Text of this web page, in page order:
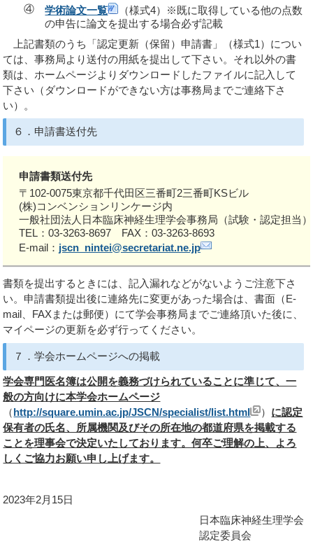
④
学術論文一覧
（様式4）※既に取得している他の点数
の申告に論文を提出する場合必ず記載
上記書類のうち「認定更新（保留）申請書」（様式1）につい
ては、事務局より送付の用紙を提出して下さい。それ以外の書
類は、ホームページよりダウンロードしたファイルに記入して
下さい（ダウンロードができない方は事務局までご連絡下さ
い）。
６．申請書送付先
申請書類送付先
〒102-0075東京都千代田区三番町2三番町KSビル
(株)コンベンションリンケージ内
一般社団法人日本臨床神経生理学会事務局（試験・認定担当）
TEL：03-3263-8697 FAX：03-3263-8693
E-mail： jscn_nintei@secretariat.ne.jp
書類を提出するときには、記入漏れなどがないようご注意下さ
い。申請書類提出後に連絡先に変更があった場合は、書面（E-
mail、FAXまたは郵便）にて学会事務局までご連絡頂いた後に、
マイページの更新を必ず行ってください。
７．学会ホームページへの掲載
学会専門医名簿は公開を義務づけられていることに準じて、一
般の方向けに本学会ホームページ
（http://square.umin.ac.jp/JSCN/specialist/list.html ） に認定
保有者の氏名、所属機関及びその所在地の都道府県を掲載する
ことを理事会で決定いたしております。何卒ご理解の上、よろ
しくご協力お願い申し上げます。
2023年2月15日
日本臨床神経生理学会
認定委員会